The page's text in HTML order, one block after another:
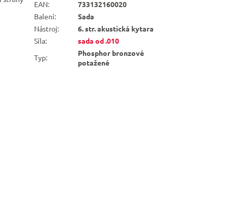
EAN:
733132160020
Balení:
Sada
Nástroj:
6. str. akustická kytara
Síla:
sada od .010
Typ:
Phosphor bronzové
potažené